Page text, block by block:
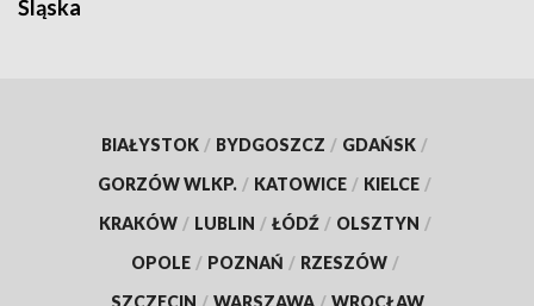
Śląska
BIAŁYSTOK / BYDGOSZCZ / GDAŃSK /
GORZÓW WLKP. / KATOWICE / KIELCE /
KRAKÓW / LUBLIN / ŁÓDŹ / OLSZTYN /
OPOLE / POZNAŃ / RZESZÓW /
SZCZECIN / WARSZAWA / WROCŁAW